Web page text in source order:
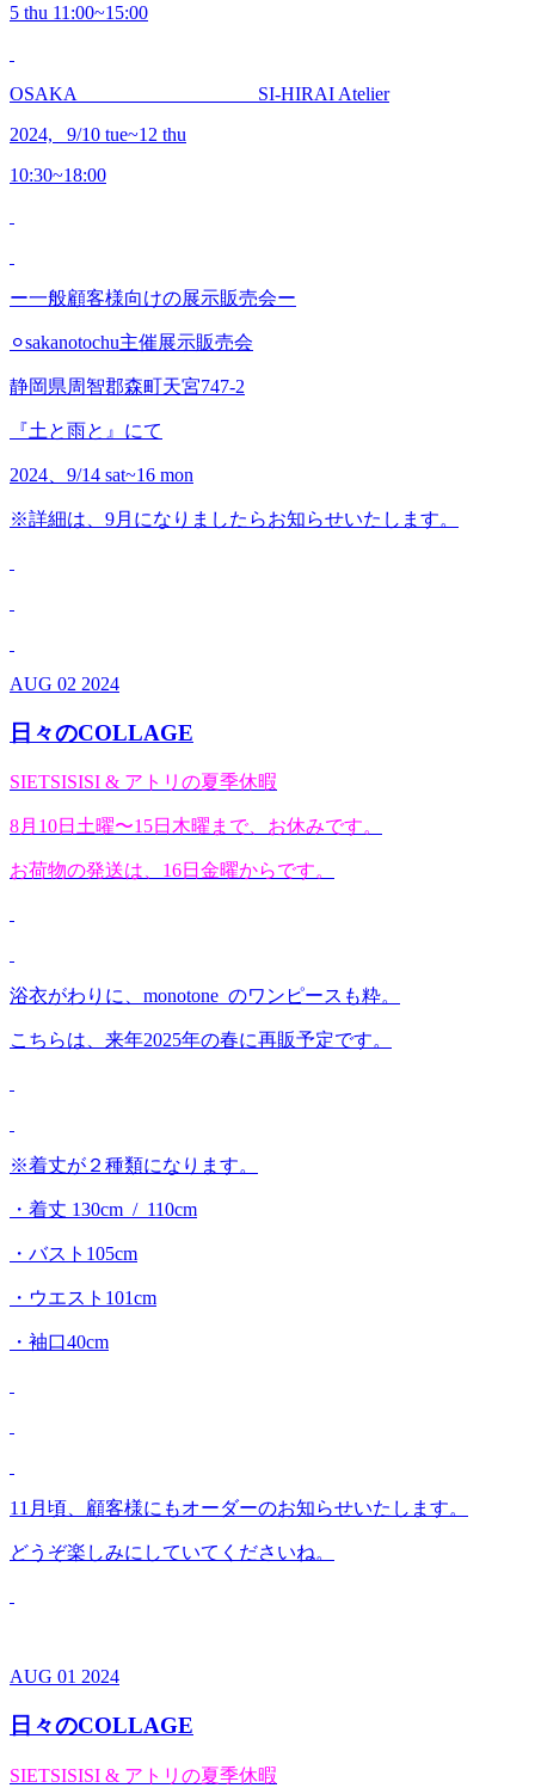
5 thu 11:00~15:00
OSAKA SI-HIRAI Atelier
2024, 9/10 tue~12 thu
10:30~18:00
ー一般顧客様向けの展示販売会ー
⚪︎sakanotochu主催展示販売会
静岡県周智郡森町天宮747-2
『土と雨と』にて
2024、9/14 sat~16 mon
※詳細は、9月になりましたらお知らせいたします。
AUG 02 2024
日々のCOLLAGE
SIETSISISI & アトリの夏季休暇
8月10日土曜〜15日木曜まで、お休みです。
お荷物の発送は、16日金曜からです。
浴衣がわりに、monotone のワンピースも粋。
こちらは、来年2025年の春に再販予定です。
※着丈が２種類になります。
・着丈 130cm / 110cm
・バスト105cm
・ウエスト101cm
・袖口40cm
11月頃、顧客様にもオーダーのお知らせいたします。
どうぞ楽しみにしていてくださいね。
AUG 01 2024
日々のCOLLAGE
SIETSISISI & アトリの夏季休暇